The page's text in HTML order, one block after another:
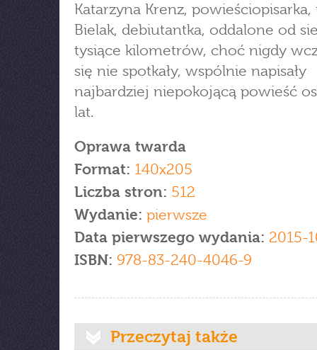
Katarzyna Krenz,
Bielak, debiutantka, oddalone od
tysiące kilometrów, choć nigdy
się nie spotkały, wspólnie napisały
najbardziej niepokojącą powieść
lat.
Oprawa twarda
Format: 140x205
Liczba stron: 512
Wydanie: pierwsze
Data pierwszego wydania: 2015-
ISBN: 978-83-240-4046-9
Przeczytaj także